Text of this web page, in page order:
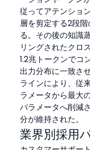
従ってアテンショ
層を剪定する2段
る。その後の知識
リングされたクロ
1.2兆トークンでコ
出力分布に一致さ
ラインにより、従
ラメータから最大
パラメータへ削減
分が維持された。
業界別採用